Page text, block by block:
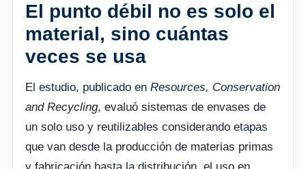
El punto débil no es solo el
material, sino cuántas
veces se usa
El estudio, publicado en Resources, Conservation
and Recycling, evaluó sistemas de envases de
un solo uso y reutilizables considerando etapas
que van desde la producción de materias primas